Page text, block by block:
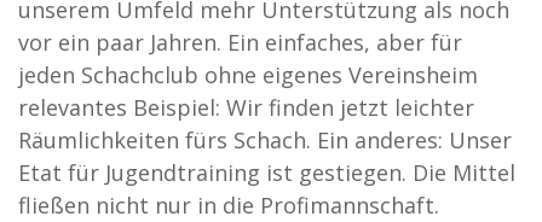
unserem Umfeld mehr Unterstützung als noch
vor ein paar Jahren. Ein einfaches, aber für
jeden Schachclub ohne eigenes Vereinsheim
relevantes Beispiel: Wir finden jetzt leichter
Räumlichkeiten fürs Schach. Ein anderes: Unser
Etat für Jugendtraining ist gestiegen. Die Mittel
fließen nicht nur in die Profimannschaft.